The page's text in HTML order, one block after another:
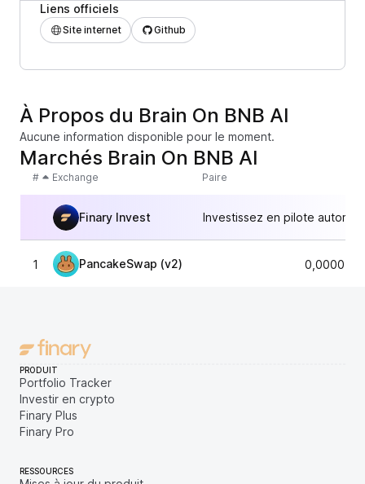
Liens officiels
Site internet Github
À Propos du Brain On BNB AI
Aucune information disponible pour le moment.
Marchés Brain On BNB AI
# Exchange Paire
Finary Invest Investissez en pilote
1 PancakeSwap (v2)
PRODUIT
Portfolio Tracker
Investir en crypto
Finary Plus
Finary Pro
RESSOURCES